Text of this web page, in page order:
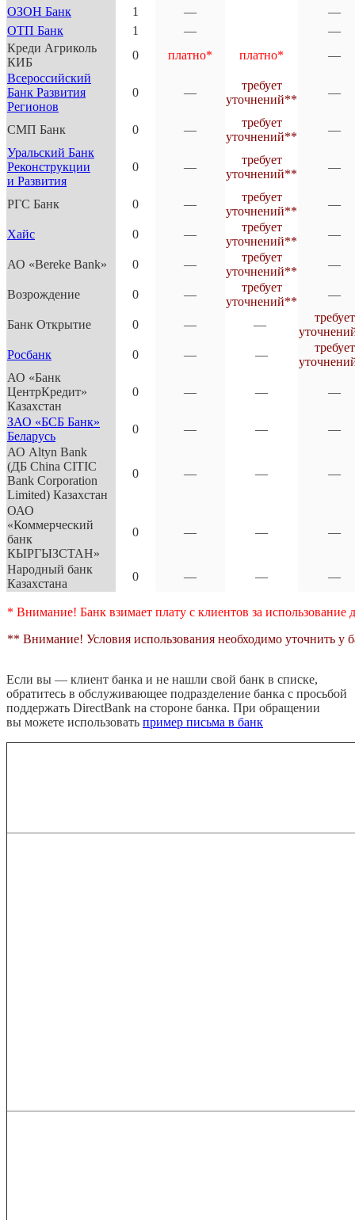
ОЗОН Банк 1 —
—
ОТП Банк
1 —
—
Креди Агриколь
КИБ
0 платно* платно*
—
Всероссийский
Банк Развития
Регионов
0 —
требует
уточнений**
—
СМП Банк 0 —
требует
уточнений**
—
Уральский Банк
Реконструкции
и Развития
0 —
требует
уточнений**
—
РГС Банк 0 —
требует
уточнений**
—
Хайс 0 —
требует
уточнений**
—
АО «Bereke Bank» 0 —
требует
уточнений**
—
Возрождение 0 —
требует
уточнений**
—
Банк Открытие 0 — —
требует
Росбанк
0 — —
требует
АО «Банк
ЦентрКредит»
Казахстан
0 — — —
ЗАО «БСБ Банк»
Беларусь
0 — —
—
АО Altyn Bank
(ДБ China CITIC
Bank Corporation
Limited) Казахстан
0 — — —
ОАО
«Коммерческий
банк
КЫРГЫЗСТАН»
0 — — —
Народный банк
Казахстана
0 — — —
* Внимание! Банк взимает плату с клиентов за использование
** Внимание! Условия использования необходимо уточнить у
Если вы — клиент банка и не нашли свой банк в списке,
обратитесь в обслуживающее подразделение банка с просьбой
поддержать DirectBank на стороне банка. При обращении
вы можете использовать пример письма в банк